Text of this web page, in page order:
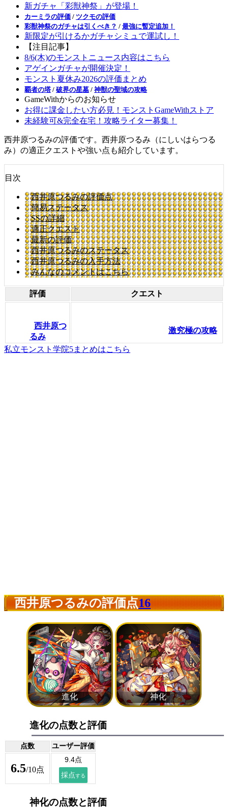
新ガチャ「彩獣神祭」が登場！
カーミラの評価 / ツクモの評価
彩獣神祭のガチャは引くべき？ / 最強に暫定追加！
新限定が引けるかガチャシミュで運試し！
【注目記事】
8/6(木)のモンストニュース内容はこちら
アゲインガチャが開催決定！
モンスト夏休み2026の評価まとめ
覇者の塔 / 破界の星墓 / 神獣の聖域の攻略
GameWithからのお知らせ
お得に課金したい方必見！モンストGameWithストア
未経験可&完全在宅！攻略ライター募集！
西井原つるみの評価です。西井原つるみ（にしいはらつる
み）の適正クエストや強い点も紹介しています。
目次
西井原つるみの評価点
簡易ステータス
SSの詳細
適正クエスト
最新の評価
西井原つるみのステータス
西井原つるみの入手方法
みんなのコメントはこちら
評価 クエスト
西井原つ
るみ
激究極の攻略
私立モンスト学院5まとめはこちら
西井原つるみの評価点16
進化の点数と評価
点数 ユーザー評価
6.5/10点
神化の点数と評価